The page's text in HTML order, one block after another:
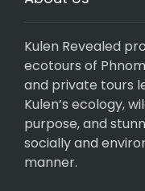
Kulen Revealed
ecotours of
and private tours
Kulen’s ecology,
purpose, and
socially and
manner.